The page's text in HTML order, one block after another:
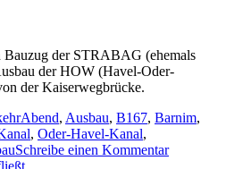
der STRABAG (ehemals
der HOW (Havel-Oder-
der Kaiserwegbrücke.
Schlagwörter
Abend, Ausbau, B167, Barnim,
, Oder-Havel-Kanal,
Schreibe einen Kommentarzu